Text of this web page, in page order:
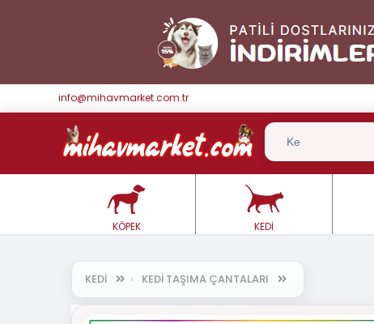
info@mihavmarket.com.tr
KÖPEK KEDİ
KEDİ KEDİ TAŞIMA ÇANTALARI